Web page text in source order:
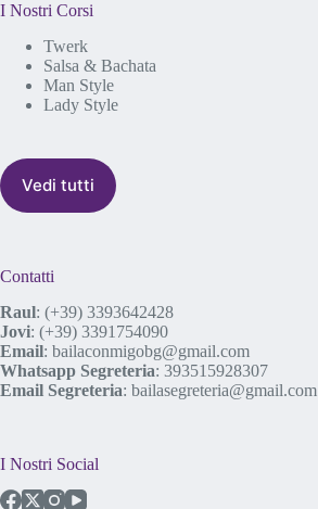
I Nostri Corsi
Twerk
Salsa & Bachata
Man Style
Lady Style
Vedi tutti
Contatti
Raul: (+39) 3393642428
Jovi: (+39) 3391754090
Email: bailaconmigobg@gmail.com
Whatsapp Segreteria: 393515928307
Email Segreteria: bailasegreteria@gmail.com
I Nostri Social